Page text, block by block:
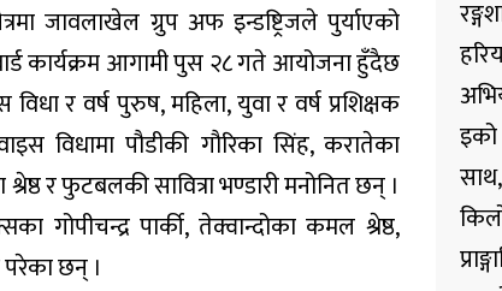
जावलाखेल ग्रुप अफ इन्डष्ट्रिजले पुर्याएको
कार्यक्रम आगामी पुस २८ गते आयोजना हुँदैछ
र वर्ष पुरुष, महिला, युवा र वर्ष प्रशिक्षक
विधामा पौडीकी गौरिका सिंह, करातेका
र फुटबलकी सावित्रा भण्डारी मनोनित छन् ।
पार्की, तेक्वान्दोका कमल श्रेष्ठ,
छन् ।